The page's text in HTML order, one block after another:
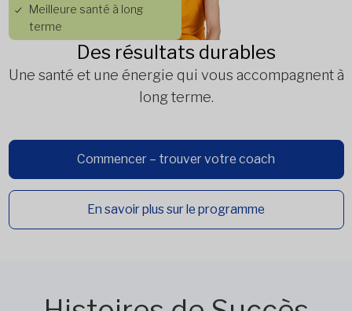
Meilleure santé à long
terme
Des résultats durables
Une santé et une énergie qui vous accompagnent à
long terme.
Commencer – trouver votre coach
En savoir plus sur le programme